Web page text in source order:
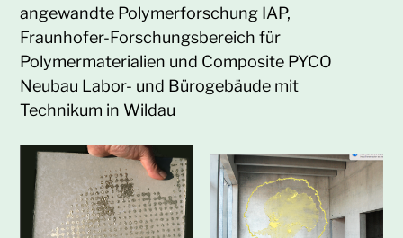
angewandte Polymerforschung IAP,
Fraunhofer-Forschungsbereich für
Polymermaterialien und Composite PYCO
Neubau Labor- und Bürogebäude mit
Technikum in Wildau